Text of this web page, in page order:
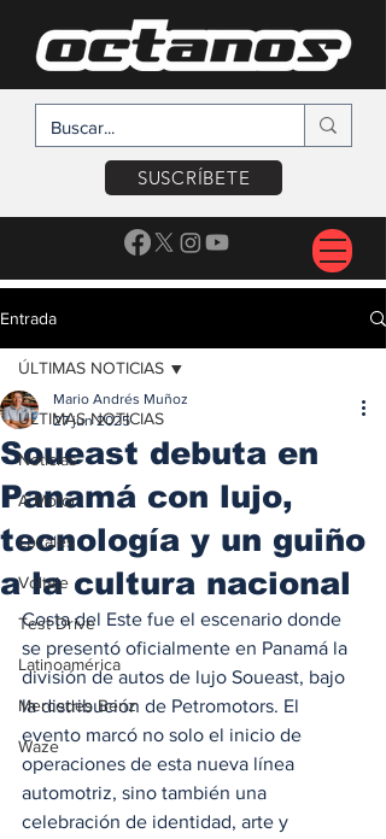
SUSCRÍBETE
Entrada
ÚLTIMAS NOTICIAS
Noticias
A Motor
Locales
Voltaje
Test Drive
Latinoamérica
Mercedes Benz
Waze
ÚLTIMAS NOTICIAS
Soueast debuta en
Panamá con lujo,
tecnología y un guiño
a la cultura nacional
Mario Andrés Muñoz
27 jun 2025
Costa del Este fue el escenario donde
se presentó oficialmente en Panamá la
división de autos de lujo Soueast, bajo
la distribución de Petromotors. El
evento marcó no solo el inicio de
operaciones de esta nueva línea
automotriz, sino también una
celebración de identidad, arte y